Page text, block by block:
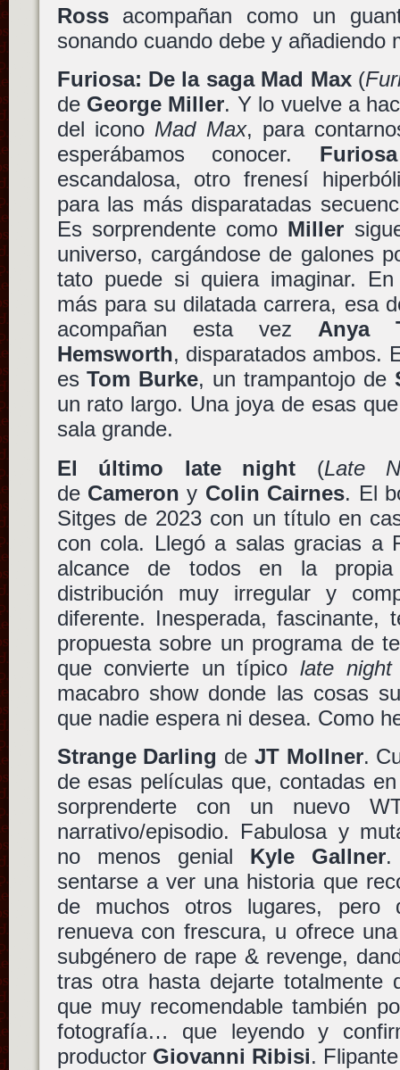
Rossacompañan como un
sonando cuando debe y añadiendo
Furiosa: De la saga Mad Max(
de George Miller. Y lo vuelve a
del icono Mad Max, para
esperábamos conocer. Furiosa
escandalosa, otro frenesí
para las más disparatadas
Es sorprendente como Miller
universo, cargándose de galones
tato puede si quiera imaginar.
más para su dilatada carrera, esa
acompañan esta vez Anya
Hemsworth, disparatados ambos.
esTom Burke, un trampantojo de
un rato largo. Una joya de esas
sala grande.
El último late night (Late
de Cameron y Colin Cairnes. El
Sitges de 2023 con un título en
con cola. Llegó a salas gracias a
alcance de todos en la
distribución muy irregular y
diferente. Inesperada, fascinante,
propuesta sobre un programa de
que convierte un típico late night
macabro show donde las cosas
que nadie espera ni desea. Como
Strange Darling de JT Mollner.
de esas películas que, contadas
sorprenderte con un nuevo
narrativo/episodio. Fabulosa y
no menos genial Kyle Gallner.
sentarse a ver una historia que
de muchos otros lugares, pero
renueva con frescura, u ofrece
subgénero de rape & revenge,
tras otra hasta dejarte totalmente
que muy recomendable también
fotografía… que leyendo y
productor Giovanni Ribisi.